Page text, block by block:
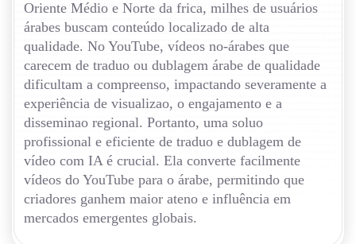
Oriente Médio e Norte da frica, milhes de usuários
árabes buscam conteúdo localizado de alta
qualidade. No YouTube, vídeos no-árabes que
carecem de traduo ou dublagem árabe de qualidade
dificultam a compreenso, impactando severamente a
experiência de visualizao, o engajamento e a
disseminao regional. Portanto, uma soluo
profissional e eficiente de traduo e dublagem de
vídeo com IA é crucial. Ela converte facilmente
vídeos do YouTube para o árabe, permitindo que
criadores ganhem maior ateno e influência em
mercados emergentes globais.